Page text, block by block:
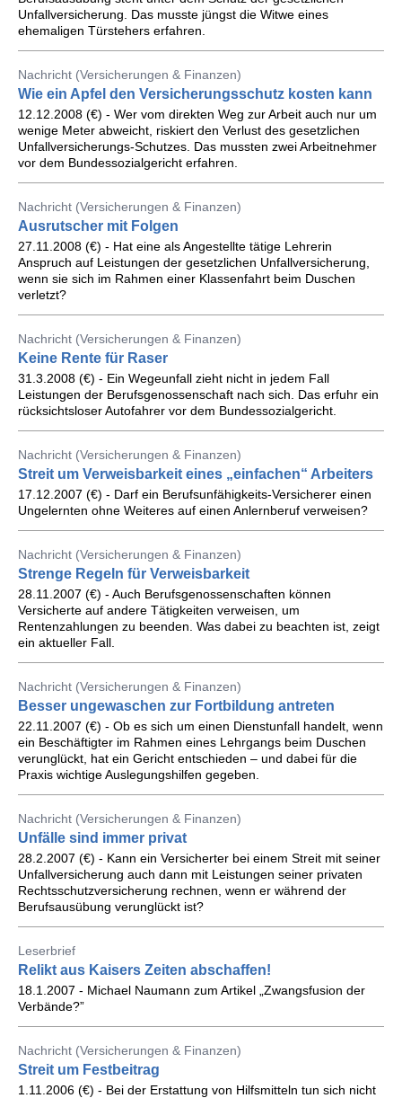
Unfallversicherung. Das musste jüngst die Witwe eines
ehemaligen Türstehers erfahren.
Nachricht (Versicherungen & Finanzen)
Wie ein Apfel den Versicherungsschutz kosten kann
12.12.2008 (€) - Wer vom direkten Weg zur Arbeit auch nur um
wenige Meter abweicht, riskiert den Verlust des gesetzlichen
Unfallversicherungs-Schutzes. Das mussten zwei Arbeitnehmer
vor dem Bundessozialgericht erfahren.
Nachricht (Versicherungen & Finanzen)
Ausrutscher mit Folgen
27.11.2008 (€) - Hat eine als Angestellte tätige Lehrerin
Anspruch auf Leistungen der gesetzlichen Unfallversicherung,
wenn sie sich im Rahmen einer Klassenfahrt beim Duschen
verletzt?
Nachricht (Versicherungen & Finanzen)
Keine Rente für Raser
31.3.2008 (€) - Ein Wegeunfall zieht nicht in jedem Fall
Leistungen der Berufsgenossenschaft nach sich. Das erfuhr ein
rücksichtsloser Autofahrer vor dem Bundessozialgericht.
Nachricht (Versicherungen & Finanzen)
Streit um Verweisbarkeit eines „einfachen“ Arbeiters
17.12.2007 (€) - Darf ein Berufsunfähigkeits-Versicherer einen
Ungelernten ohne Weiteres auf einen Anlernberuf verweisen?
Nachricht (Versicherungen & Finanzen)
Strenge Regeln für Verweisbarkeit
28.11.2007 (€) - Auch Berufsgenossenschaften können
Versicherte auf andere Tätigkeiten verweisen, um
Rentenzahlungen zu beenden. Was dabei zu beachten ist, zeigt
ein aktueller Fall.
Nachricht (Versicherungen & Finanzen)
Besser ungewaschen zur Fortbildung antreten
22.11.2007 (€) - Ob es sich um einen Dienstunfall handelt, wenn
ein Beschäftigter im Rahmen eines Lehrgangs beim Duschen
verunglückt, hat ein Gericht entschieden – und dabei für die
Praxis wichtige Auslegungshilfen gegeben.
Nachricht (Versicherungen & Finanzen)
Unfälle sind immer privat
28.2.2007 (€) - Kann ein Versicherter bei einem Streit mit seiner
Unfallversicherung auch dann mit Leistungen seiner privaten
Rechtsschutzversicherung rechnen, wenn er während der
Berufsausübung verunglückt ist?
Leserbrief
Relikt aus Kaisers Zeiten abschaffen!
18.1.2007 - Michael Naumann zum Artikel „Zwangsfusion der
Verbände?”
Nachricht (Versicherungen & Finanzen)
Streit um Festbeitrag
1.11.2006 (€) - Bei der Erstattung von Hilfsmitteln tun sich nicht